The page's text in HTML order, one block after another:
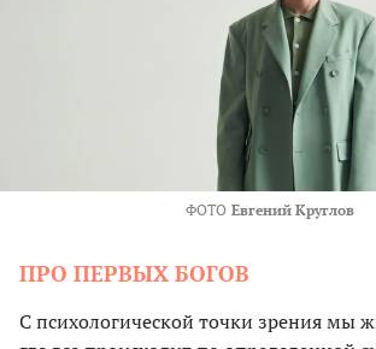
ФОТО Евгений Круглов
ПРО ПЕРВЫХ БОГОВ
С психологической точки зрения мы